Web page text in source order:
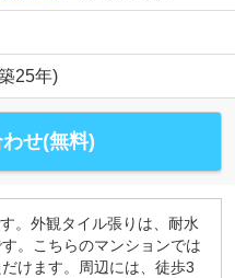
25年)
せ(無料)
。外観タイル張りは、耐水
。こちらのマンションでは
けます。周辺には、徒歩3